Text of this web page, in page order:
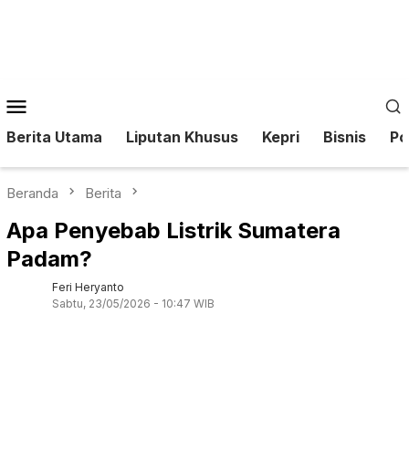
Mobile
Berita Utama Liputan Khusus Kepri Bisnis
Beranda Berita
Apa Penyebab Listrik Sumatera
Padam?
Feri Heryanto
Sabtu, 23/05/2026 - 10:47 WIB